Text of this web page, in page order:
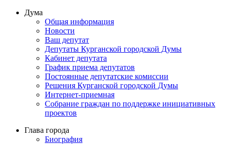
Дума
Общая информация
Новости
Ваш депутат
Депутаты Курганской городской Думы
Кабинет депутата
График приема депутатов
Постоянные депутатские комиссии
Решения Курганской городской Думы
Интернет-приемная
Собрание граждан по поддержке инициативных
проектов
Глава города
Биография